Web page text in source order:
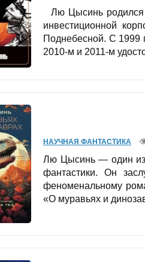
Лю Цысинь родился
инвестиционной
Поднебесной. С 1999
2010-м и 2011-м
НАУЧНАЯ ФАНТАСТИКА
Лю Цысинь — один из
фантастики. Он
феноменальному
«О муравьях и